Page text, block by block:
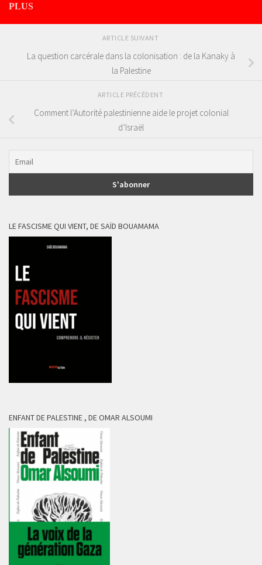
PLUS
ARTICLE SUIVANT
La question carcérale dans la colonisation : de la Kanaky à
la Palestine
ARTICLE PRÉCÉDENT
Comment l’Autorité palestinienne aide le projet colonial
d’Israël
LE FASCISME QUI VIENT, DE SAÏD BOUAMAMA
ENFANT DE PALESTINE , DE OMAR ALSOUMI